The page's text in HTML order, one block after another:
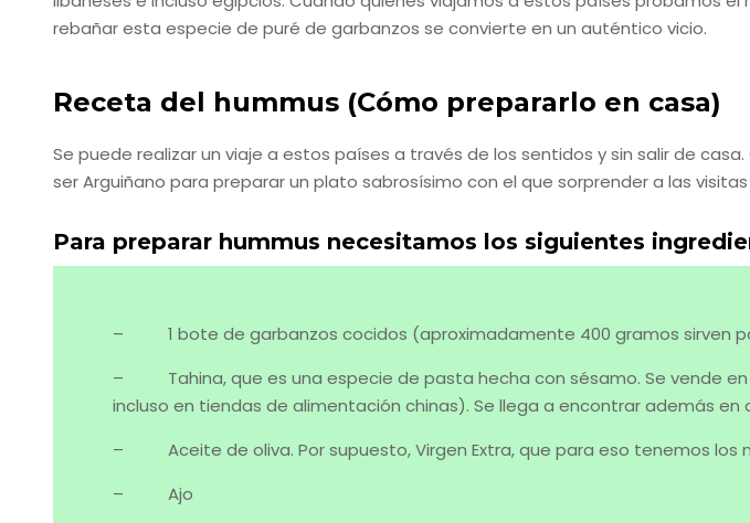
rebañar esta especie de puré de garbanzos se convierte en un auténtico vicio.
Receta del hummus (Cómo prepararlo en casa)
Se puede realizar un viaje a estos países a través de los sentidos y sin salir de
ser Arguiñano para preparar un plato sabrosísimo con el que sorprender a las
Para preparar hummus necesitamos los siguientes
– 1 bote de garbanzos cocidos (aproximadamente 400 gramos sirven
– Tahina, que es una especie de pasta hecha con sésamo. Se vende
incluso en tiendas de alimentación chinas). Se llega a encontrar además
– Aceite de oliva. Por supuesto, Virgen Extra, que para eso tenemos los
– Ajo